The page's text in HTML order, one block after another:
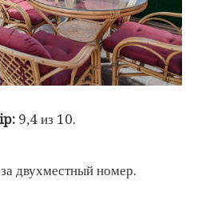
9,4 из 10.
двухместный номер.